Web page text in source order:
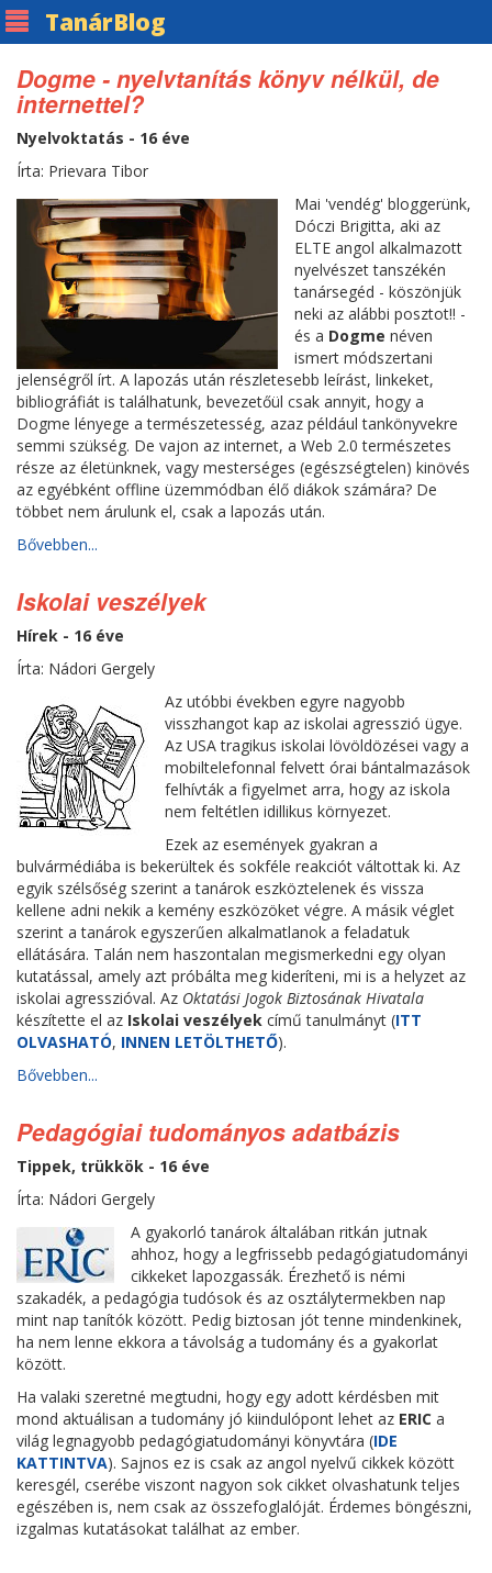
TanárBlog
Dogme - nyelvtanítás könyv nélkül, de
internettel?
Nyelvoktatás - 16 éve
Írta: Prievara Tibor
Mai 'vendég' bloggerünk,
Dóczi Brigitta, aki az
ELTE angol alkalmazott
nyelvészet tanszékén
tanársegéd - köszönjük
neki az alábbi posztot!! -
és a Dogme néven
ismert módszertani
jelenségről írt. A lapozás után részletesebb leírást, linkeket,
bibliográfiát is találhatunk, bevezetőül csak annyit, hogy a
Dogme lényege a természetesség, azaz például tankönyvekre
semmi szükség. De vajon az internet, a Web 2.0 természetes
része az életünknek, vagy mesterséges (egészségtelen) kinövés
az egyébként offline üzemmódban élő diákok számára? De
többet nem árulunk el, csak a lapozás után.
Bővebben...
Iskolai veszélyek
Hírek - 16 éve
Írta: Nádori Gergely
Az utóbbi években egyre nagyobb
visszhangot kap az iskolai agresszió ügye.
Az USA tragikus iskolai lövöldözései vagy a
mobiltelefonnal felvett órai bántalmazások
felhívták a figyelmet arra, hogy az iskola
nem feltétlen idillikus környezet.
Ezek az események gyakran a
bulvármédiába is bekerültek és sokféle reakciót váltottak ki. Az
egyik szélsőség szerint a tanárok eszköztelenek és vissza
kellene adni nekik a kemény eszközöket végre. A másik véglet
szerint a tanárok egyszerűen alkalmatlanok a feladatuk
ellátására. Talán nem haszontalan megismerkedni egy olyan
kutatással, amely azt próbálta meg kideríteni, mi is a helyzet az
iskolai agresszióval. Az Oktatási Jogok Biztosának Hivatala
készítette el az Iskolai veszélyek című tanulmányt (ITT
OLVASHATÓ, INNEN LETÖLTHETŐ).
Bővebben...
Pedagógiai tudományos adatbázis
Tippek, trükkök - 16 éve
Írta: Nádori Gergely
A gyakorló tanárok általában ritkán jutnak
ahhoz, hogy a legfrissebb pedagógiatudományi
cikkeket lapozgassák. Érezhető is némi
szakadék, a pedagógia tudósok és az osztálytermekben nap
mint nap tanítók között. Pedig biztosan jót tenne mindenkinek,
ha nem lenne ekkora a távolság a tudomány és a gyakorlat
között.
Ha valaki szeretné megtudni, hogy egy adott kérdésben mit
mond aktuálisan a tudomány jó kiindulópont lehet az ERIC a
világ legnagyobb pedagógiatudományi könyvtára (IDE
KATTINTVA). Sajnos ez is csak az angol nyelvű cikkek között
keresgél, cserébe viszont nagyon sok cikket olvashatunk teljes
egészében is, nem csak az összefoglalóját. Érdemes böngészni,
izgalmas kutatásokat találhat az ember.